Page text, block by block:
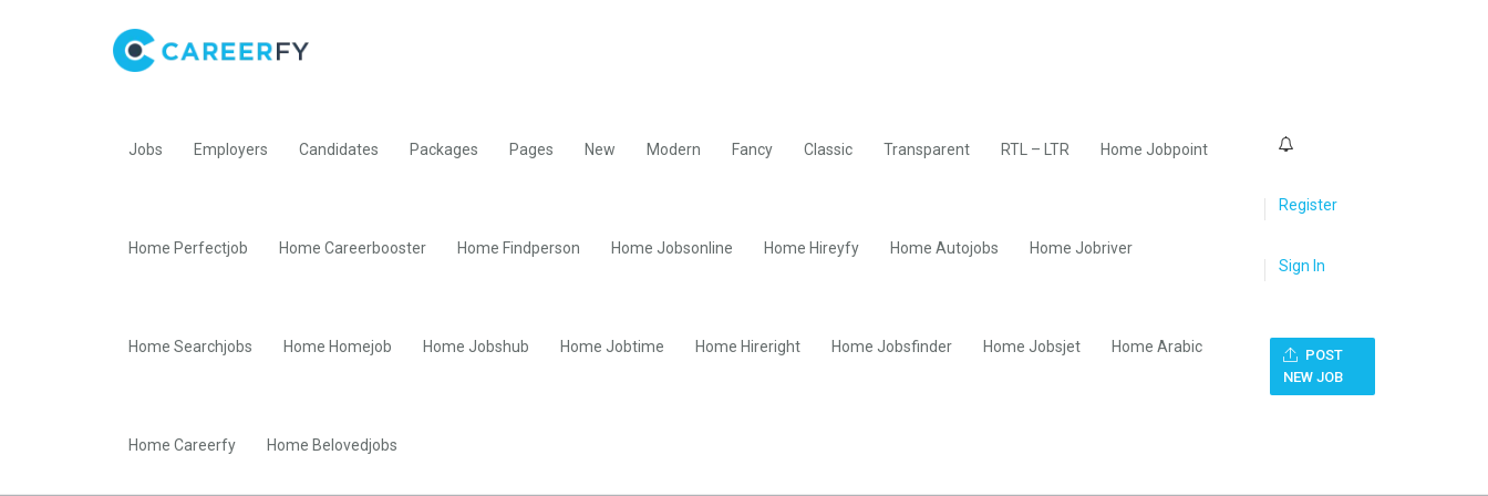
Jobs Employers Candidates Packages Pages New Modern Fancy Classic Transparent RTL – LTR Home Jobpoint
Home Perfectjob Home Careerbooster Home Findperson Home Jobsonline Home Hireyfy Home Autojobs Home Jobriver
Home Searchjobs Home Homejob Home Jobshub Home Jobtime Home Hireright Home Jobsfinder Home Jobsjet Home Arabic
Home Careerfy Home Belovedjobs
Register
Sign In
POST
NEW JOB